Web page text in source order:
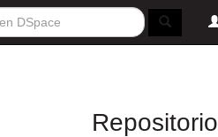
Repositorio